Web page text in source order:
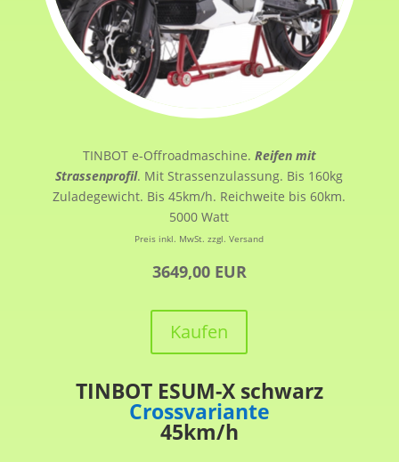
TINBOT e-Offroadmaschine. Reifen mit
Strassenprofil. Mit Strassenzulassung. Bis 160kg
Zuladegewicht. Bis 45km/h. Reichweite bis 60km.
5000 Watt
Preis inkl. MwSt. zzgl. Versand
3649,00 EUR
Kaufen
TINBOT ESUM-X schwarz
Crossvariante
45km/h